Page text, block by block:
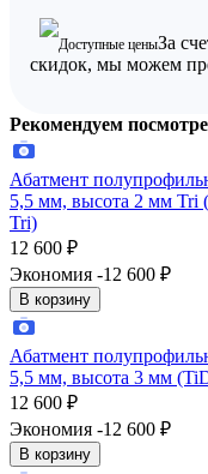
Доступные ценыЗа
скидок, мы можем
Рекомендуем
Абатмент
5,5 мм, высота 2 мм Tri
Tri)
12 600 ₽
Экономия -12 600 ₽
В корзину
Абатмент
5,5 мм, высота 3 мм
12 600 ₽
Экономия -12 600 ₽
В корзину